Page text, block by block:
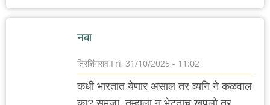
नबा
तिरशिंगराव Fri, 31/10/2025 - 11:02
कधी भारतात येणार असाल तर व्यनि ने कळवाल